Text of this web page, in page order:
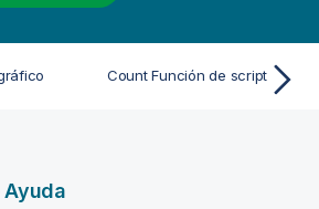
Count Función de script
Ayuda